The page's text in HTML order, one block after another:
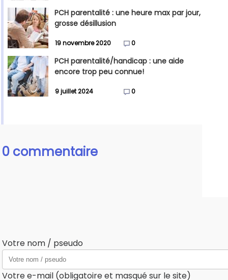
PCH parentalité : une heure max par jour,
grosse désillusion
19 novembre 2020 0
PCH parentalité/handicap : une aide
encore trop peu connue!
9 juillet 2024 0
0 commentaire
Votre nom / pseudo
Votre e-mail (obligatoire et masqué sur le site)